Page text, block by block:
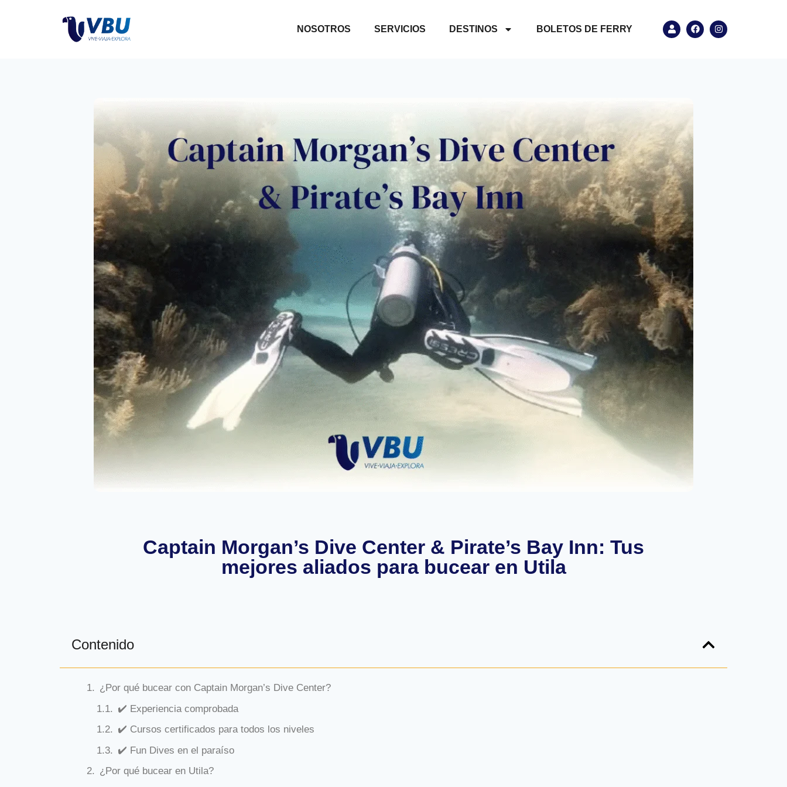
NOSOTROS SERVICIOS DESTINOS BOLETOS DE FERRY
Captain Morgan’s Dive Center & Pirate’s Bay Inn: Tus
mejores aliados para bucear en Utila
Contenido
¿Por qué bucear con Captain Morgan’s Dive Center?
✔️ Experiencia comprobada
✔️ Cursos certificados para todos los niveles
✔️ Fun Dives en el paraíso
¿Por qué bucear en Utila?